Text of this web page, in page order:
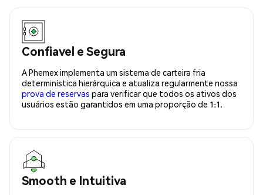
Confiavel e Segura
A Phemex implementa um sistema de carteira fria
determinística hierárquica e atualiza regularmente nossa
prova de reservas para verificar que todos os ativos dos
usuários estão garantidos em uma proporção de 1:1.
Smooth e Intuitiva